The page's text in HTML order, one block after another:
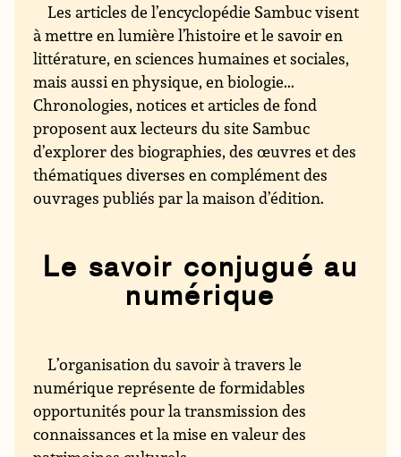
Les articles de l’encyclopédie Sambuc visent
à mettre en lumière l’histoire et le savoir en
littérature, en sciences humaines et sociales,
mais aussi en physique, en biologie...
Chronologies, notices et articles de fond
proposent aux lecteurs du site Sambuc
d’explorer des biographies, des œuvres et des
thématiques diverses en complément des
ouvrages publiés par la maison d’édition.
Le savoir conjugué au
numérique
L’organisation du savoir à travers le
numérique représente de formidables
opportunités pour la transmission des
connaissances et la mise en valeur des